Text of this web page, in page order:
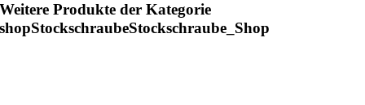
Weitere Produkte der Kategorie
shopStockschraubeStockschraube_Shop